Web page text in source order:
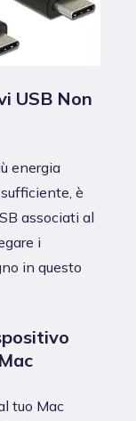
USB Non
energia
è
associati al
i
in questo
tuo Mac